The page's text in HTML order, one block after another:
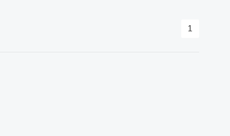
1